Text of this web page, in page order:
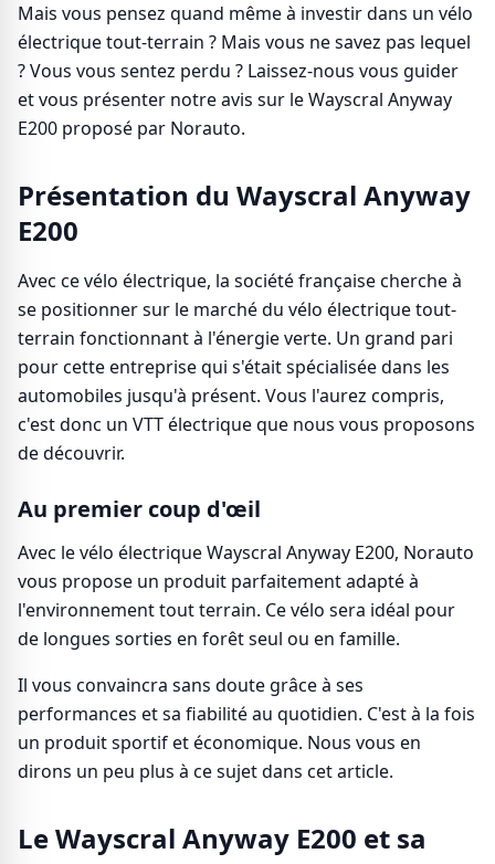
Mais vous pensez quand même à investir dans un vélo
électrique tout-terrain ? Mais vous ne savez pas lequel
? Vous vous sentez perdu ? Laissez-nous vous guider
et vous présenter notre avis sur le Wayscral Anyway
E200 proposé par Norauto.
Présentation du Wayscral Anyway
E200
Avec ce vélo électrique, la société française cherche à
se positionner sur le marché du vélo électrique tout-
terrain fonctionnant à l'énergie verte. Un grand pari
pour cette entreprise qui s'était spécialisée dans les
automobiles jusqu'à présent. Vous l'aurez compris,
c'est donc un VTT électrique que nous vous proposons
de découvrir.
Au premier coup d'œil
Avec le vélo électrique Wayscral Anyway E200, Norauto
vous propose un produit parfaitement adapté à
l'environnement tout terrain. Ce vélo sera idéal pour
de longues sorties en forêt seul ou en famille.
Il vous convaincra sans doute grâce à ses
performances et sa fiabilité au quotidien. C'est à la fois
un produit sportif et économique. Nous vous en
dirons un peu plus à ce sujet dans cet article.
Le Wayscral Anyway E200 et sa